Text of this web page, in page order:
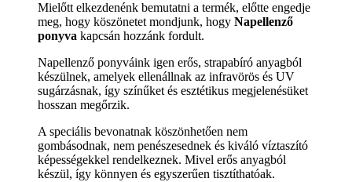
Mielőtt elkezdenénk bemutatni a termék, előtte engedje
meg, hogy köszönetet mondjunk, hogy Napellenző
ponyva kapcsán hozzánk fordult.
Napellenző ponyváink igen erős, strapabíró anyagból
készülnek, amelyek ellenállnak az infravörös és UV
sugárzásnak, így színűket és esztétikus megjelenésüket
hosszan megőrzik.
A speciális bevonatnak köszönhetően nem
gombásodnak, nem penészesednek és kiváló víztaszító
képességekkel rendelkeznek. Mivel erős anyagból
készül, így könnyen és egyszerűen tisztíthatóak.